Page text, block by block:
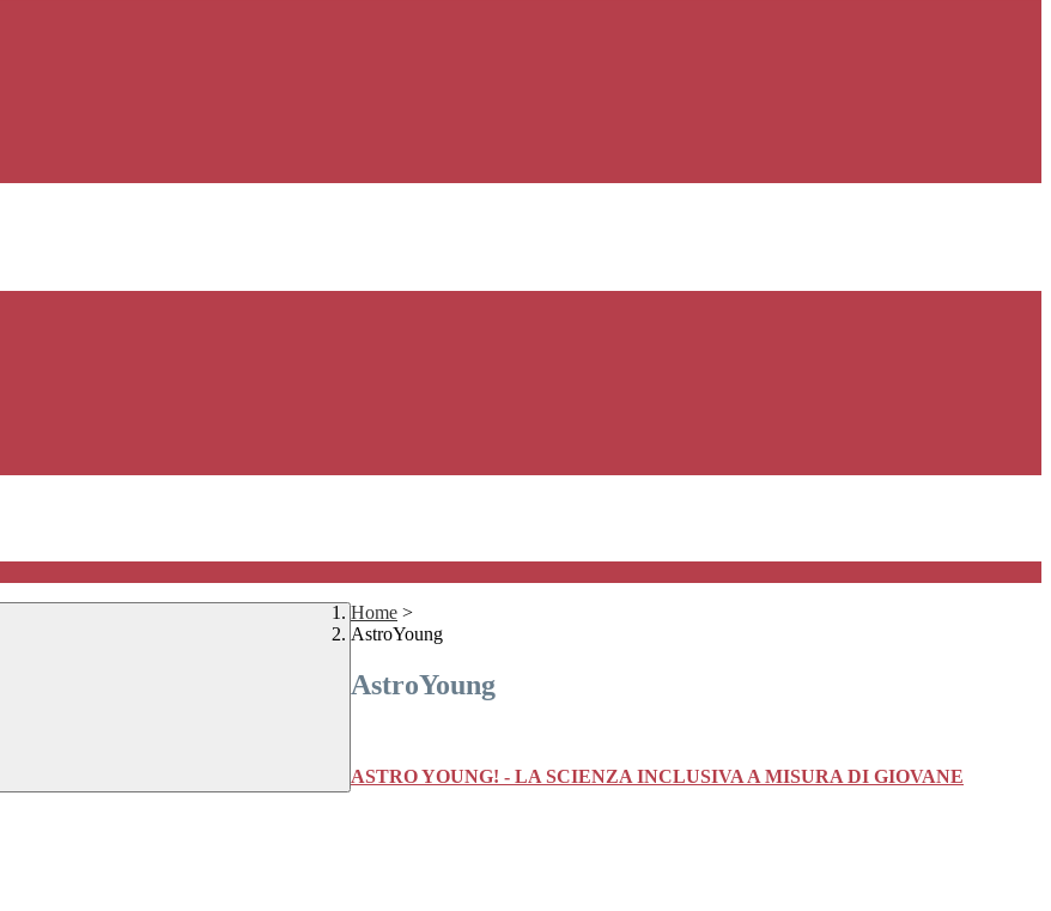
Home >
AstroYoung
AstroYoung
ASTRO YOUNG! - LA SCIENZA INCLUSIVA A MISURA DI GIOVANE